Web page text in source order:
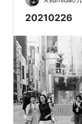
ところだろう
20210226